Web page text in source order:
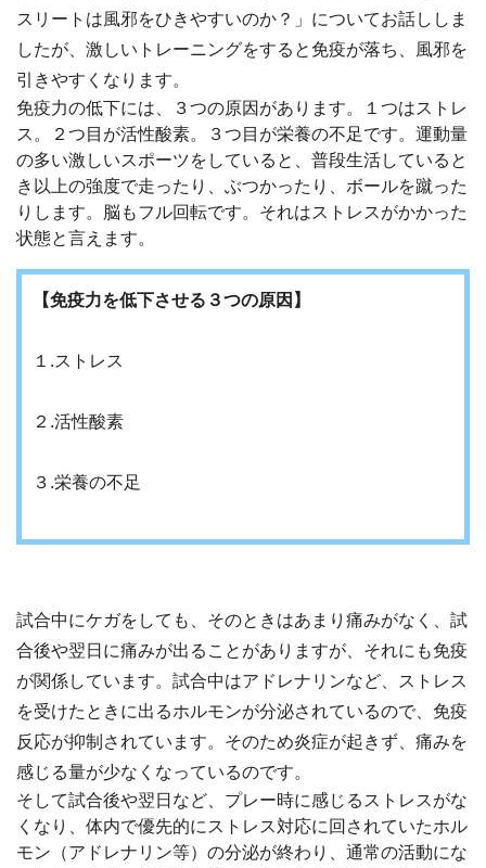
スリートは風邪をひきやすいのか？」についてお話ししま
したが、激しいトレーニングをすると免疫が落ち、風邪を
引きやすくなります。
免疫力の低下には、３つの原因があります。１つはストレ
ス。２つ目が活性酸素。３つ目が栄養の不足です。運動量
の多い激しいスポーツをしていると、普段生活していると
き以上の強度で走ったり、ぶつかったり、ボールを蹴った
りします。脳もフル回転です。それはストレスがかかった
状態と言えます。
【免疫力を低下させる３つの原因】
１.ストレス
２.活性酸素
３.栄養の不足
試合中にケガをしても、そのときはあまり痛みがなく、試
合後や翌日に痛みが出ることがありますが、それにも免疫
が関係しています。試合中はアドレナリンなど、ストレス
を受けたときに出るホルモンが分泌されているので、免疫
反応が抑制されています。そのため炎症が起きず、痛みを
感じる量が少なくなっているのです。
そして試合後や翌日など、プレー時に感じるストレスがな
くなり、体内で優先的にストレス対応に回されていたホル
モン（アドレナリン等）の分泌が終わり、通常の活動にな